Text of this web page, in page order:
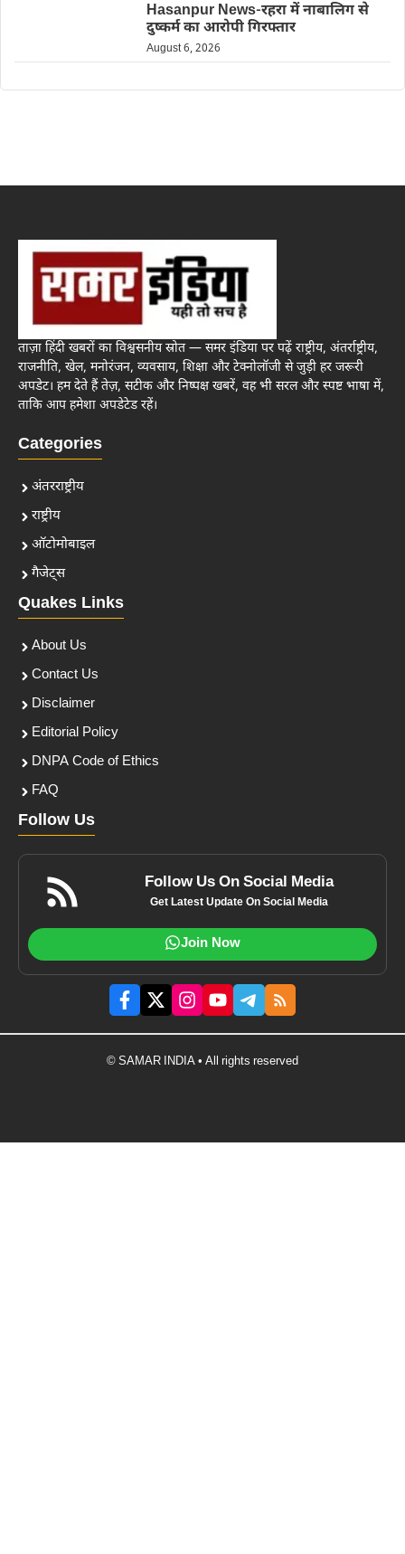
Hasanpur News-रहरा में नाबालिग से
दुष्कर्म का आरोपी गिरफ्तार
August 6, 2026
ताज़ा हिंदी खबरों का विश्वसनीय स्रोत — समर इंडिया पर पढ़ें राष्ट्रीय, अंतर्राष्ट्रीय,
राजनीति, खेल, मनोरंजन, व्यवसाय, शिक्षा और टेक्नोलॉजी से जुड़ी हर जरूरी
अपडेट। हम देते हैं तेज़, सटीक और निष्पक्ष खबरें, वह भी सरल और स्पष्ट भाषा में,
ताकि आप हमेशा अपडेटेड रहें।
Categories
अंतरराष्ट्रीय
राष्ट्रीय
ऑटोमोबाइल
गैजेट्स
Quakes Links
About Us
Contact Us
Disclaimer
Editorial Policy
DNPA Code of Ethics
FAQ
Follow Us
Follow Us On Social Media
Get Latest Update On Social Media
Join Now
© SAMAR INDIA • All rights reserved